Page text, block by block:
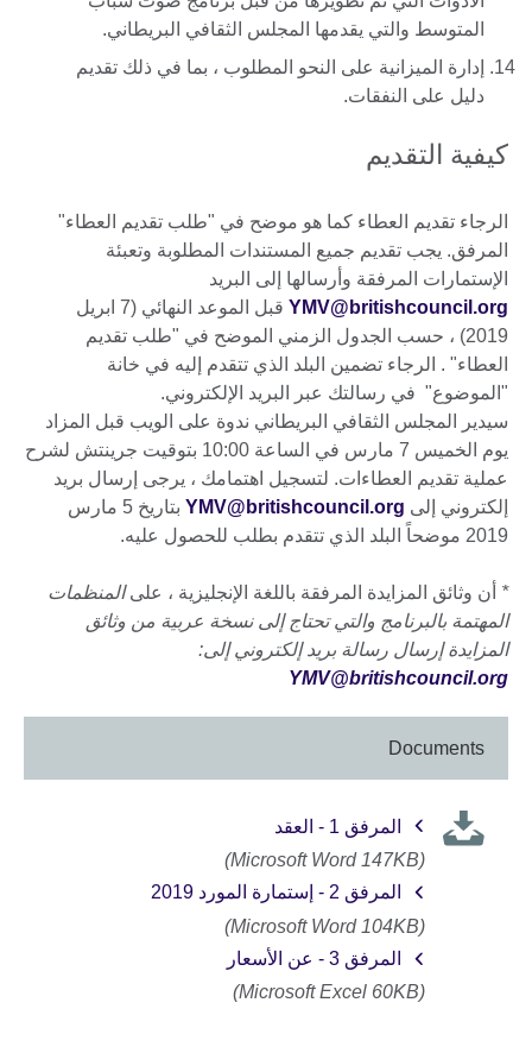
المتوسط والتي يقدمها المجلس الثقافي البريطاني.
إدارة الميزانية على النحو المطلوب ، بما في ذلك تقديم
دليل على النفقات.
كيفية التقديم
الرجاء تقديم العطاء كما هو موضح في "طلب تقديم العطاء"
المرفق. يجب تقديم جميع المستندات المطلوبة وتعبئة
الإستمارات المرفقة وأرسالها إلى البريد
YMV@britishcouncil.org
قبل الموعد النهائي (7 ابريل
2019) ، حسب الجدول الزمني الموضح في "طلب تقديم
العطاء" . الرجاء تضمين البلد الذي تتقدم إليه في خانة
"الموضوع" في رسالتك عبر البريد الإلكتروني.
سيدير المجلس الثقافي البريطاني ندوة على الويب قبل المزاد
يوم الخميس 7 مارس في الساعة 10:00 بتوقيت جرينتش لشرح
عملية تقديم العطاءات. لتسجيل اهتمامك ، يرجى إرسال بريد
إلكتروني إلى YMV@britishcouncil.org
بتاريخ 5 مارس
2019 موضحاً البلد الذي تتقدم بطلب للحصول عليه.
* أن وثائق المزايدة المرفقة باللغة الإنجليزية ، علىالمنظمات
المهتمة بالبرنامج والتي تحتاج إلى نسخة عربية من وثائق
المزايدة إرسال رسالة بريد إلكتروني إلى:
YMV@britishcouncil.org
Documents
المرفق 1 - العقد
(Microsoft Word 147KB)
المرفق 2 - إستمارة المورد 2019
(Microsoft Word 104KB)
المرفق 3 - عن الأسعار
(Microsoft Excel 60KB)